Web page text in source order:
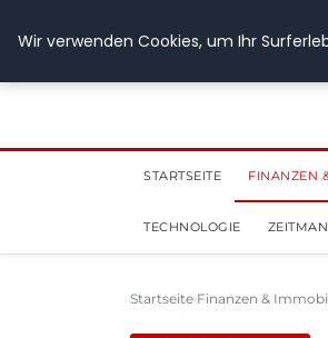
STARTSEITE FINANZEN
TECHNOLOGIE
Startseite Finanzen &
Wir verwenden Cookies, um Ihr